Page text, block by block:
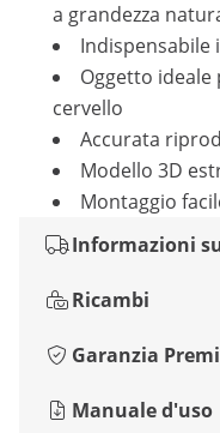
a grandezza
Indispensabile
Oggetto
cervello
Accurata
Modello 3D
Montaggio
Informazioni
Ricambi
Garanzia
Manuale d'uso